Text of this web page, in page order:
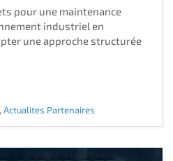
pour une maintenance
industriel en
une approche structurée
, Actualites Partenaires